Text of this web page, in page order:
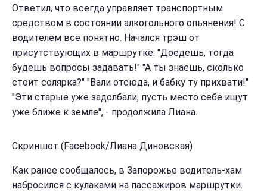
Ответил, что всегда управляет транспортным
средством в состоянии алкогольного опьянения! С
водителем все понятно. Начался трэш от
присутствующих в маршрутке: "Доедешь, тогда
будешь вопросы задавать!" "А ты знаешь, сколько
стоит солярка?" "Вали отсюда, и бабку ту прихвати!"
"Эти старые уже задолбали, пусть место себе ищут
уже ближе к земле", - продолжила Лиана.
Скриншот (Facebook/Лиана Диновская)
Как ранее сообщалось, в Запорожье водитель-хам
набросился с кулаками на пассажиров маршрутки.